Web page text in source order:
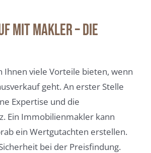
mit Makler – die
Ihnen viele Vorteile bieten, wenn
geht. An erster Stelle
Expertise und die
Ein Immobilienmakler kann
ein Wertgutachten erstellen.
bei der Preisfindung.